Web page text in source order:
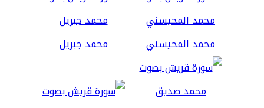
محمد المحيسني محمد جبريل